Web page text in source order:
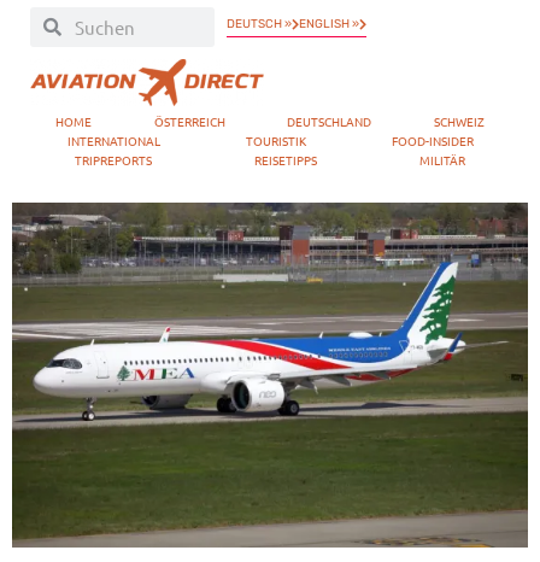
DEUTSCH » ENGLISH »
HOME ÖSTERREICH DEUTSCHLAND
SCHWEIZ
INTERNATIONAL
TOURISTIK
FOOD-INSIDER
TRIPREPORTS
REISETIPPS MILITÄR